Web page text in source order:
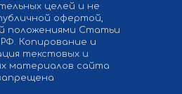
целей и не
офертой,
положениями Статьи
РФ. Копирование и
текстовых и
материалов сайта